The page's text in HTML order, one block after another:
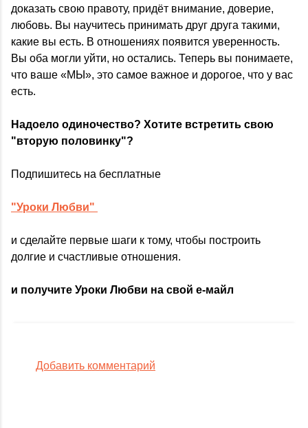
доказать свою правоту, придёт внимание, доверие,
любовь. Вы научитесь принимать друг друга такими,
какие вы есть. В отношениях появится уверенность.
Вы оба могли уйти, но остались. Теперь вы понимаете,
что ваше «МЫ», это самое важное и дорогое, что у вас
есть.
Надоело одиночество? Хотите встретить свою
"вторую половинку"?
Подпишитесь на бесплатные
"Уроки Любви"
и сделайте первые шаги к тому, чтобы построить
долгие и счастливые отношения.
и получите Уроки Любви на свой е-майл
Добавить комментарий